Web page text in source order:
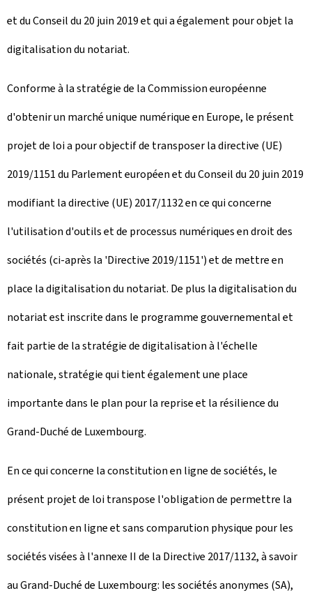
e
et du Conseil du 20 juin 2019 et qui a également pour objet la
digitalisation du notariat.
Conforme à la stratégie de la Commission européenne
d'obtenir un marché unique numérique en Europe, le présent
projet de loi a pour objectif de transposer la directive (UE)
2019/1151 du Parlement européen et du Conseil du 20 juin 2019
modifiant la directive (UE) 2017/1132 en ce qui concerne
l'utilisation d'outils et de processus numériques en droit des
sociétés (ci-après la 'Directive 2019/1151') et de mettre en
place la digitalisation du notariat. De plus la digitalisation du
notariat est inscrite dans le programme gouvernemental et
fait partie de la stratégie de digitalisation à l'échelle
nationale, stratégie qui tient également une place
importante dans le plan pour la reprise et la résilience du
Grand-Duché de Luxembourg.
En ce qui concerne la constitution en ligne de sociétés, le
présent projet de loi transpose l'obligation de permettre la
constitution en ligne et sans comparution physique pour les
sociétés visées à l'annexe II de la Directive 2017/1132, à savoir
au Grand-Duché de Luxembourg: les sociétés anonymes (SA),